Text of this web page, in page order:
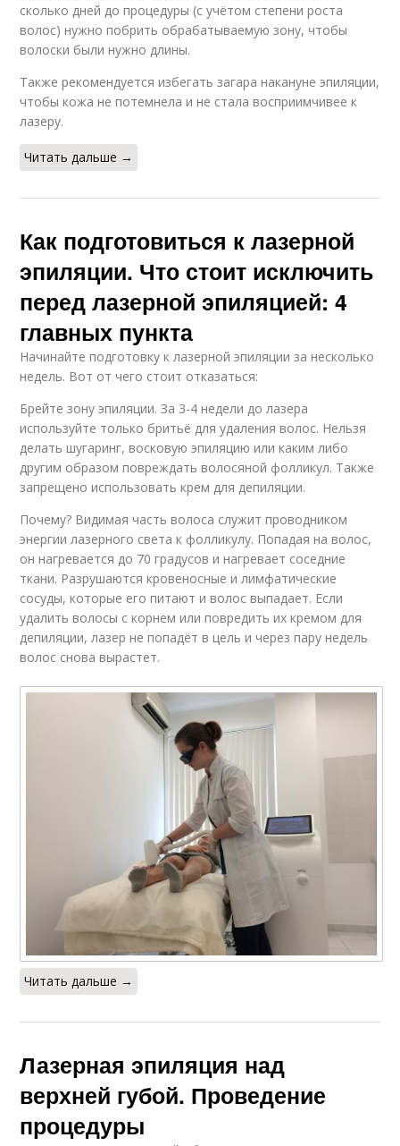
сколько дней до процедуры (с учётом степени роста
волос) нужно побрить обрабатываемую зону, чтобы
волоски были нужно длины.
Также рекомендуется избегать загара накануне эпиляции,
чтобы кожа не потемнела и не стала восприимчивее к
лазеру.
Читать дальше →
Как подготовиться к лазерной
эпиляции. Что стоит исключить
перед лазерной эпиляцией: 4
главных пункта
Начинайте подготовку к лазерной эпиляции за несколько
недель. Вот от чего стоит отказаться:
Брейте зону эпиляции. За 3-4 недели до лазера
используйте только бритьё для удаления волос. Нельзя
делать шугаринг, восковую эпиляцию или каким либо
другим образом повреждать волосяной фолликул. Также
запрещено использовать крем для депиляции.
Почему? Видимая часть волоса служит проводником
энергии лазерного света к фолликулу. Попадая на волос,
он нагревается до 70 градусов и нагревает соседние
ткани. Разрушаются кровеносные и лимфатические
сосуды, которые его питают и волос выпадает. Если
удалить волосы с корнем или повредить их кремом для
депиляции, лазер не попадёт в цель и через пару недель
волос снова вырастет.
Читать дальше →
Лазерная эпиляция над
верхней губой. Проведение
процедуры